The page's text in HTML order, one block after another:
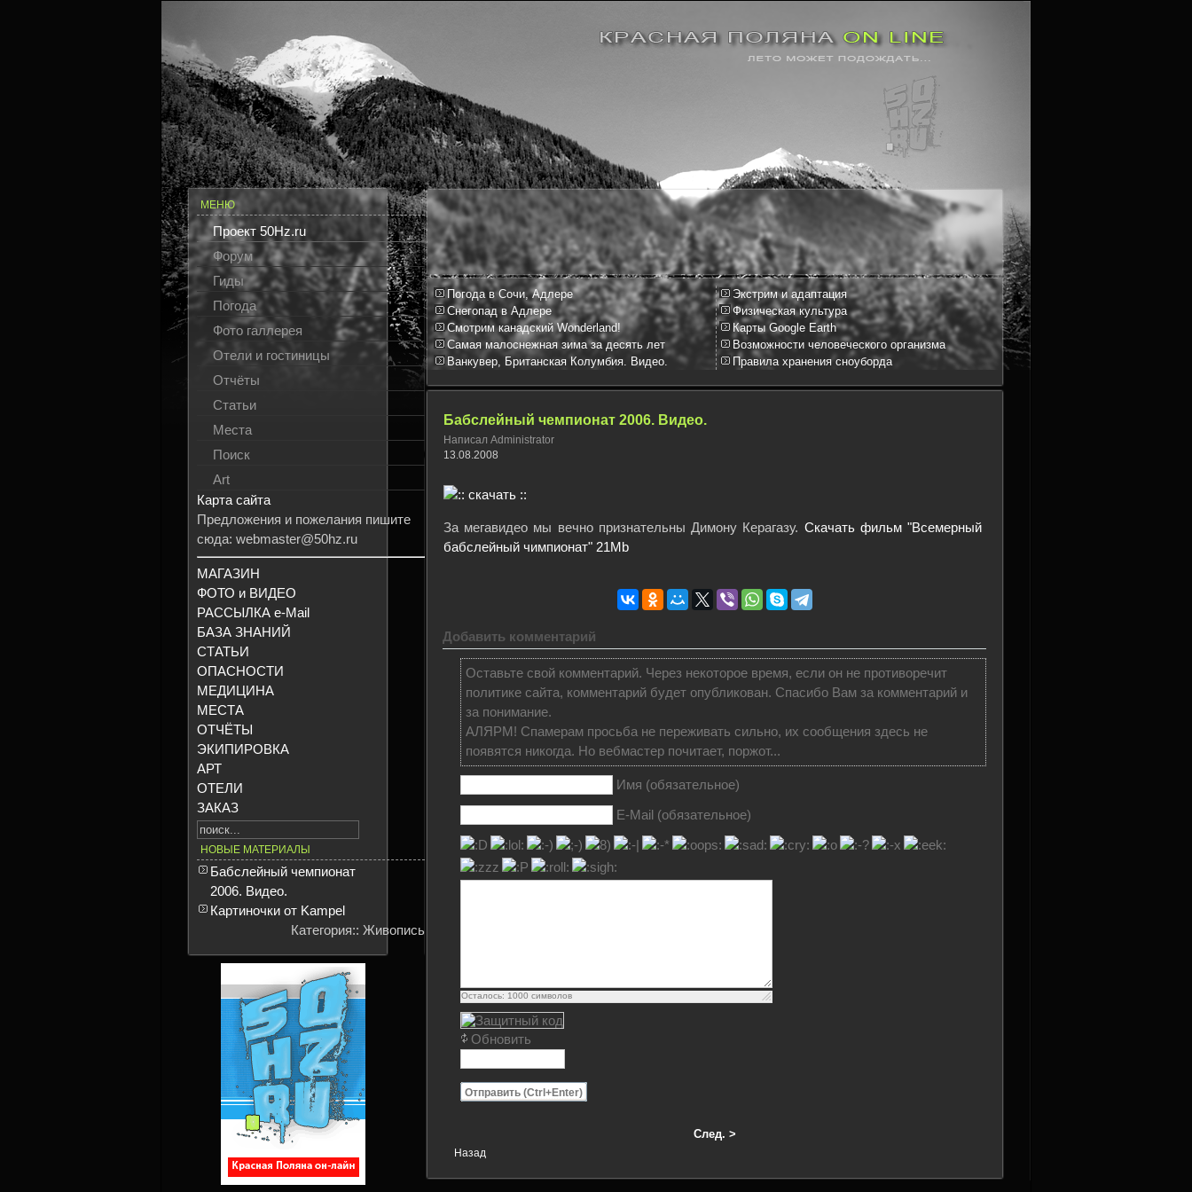
МЕНЮ
Проект 50Hz.ru
Форум
Гиды
Погода
Фото галлерея
Отели и гостиницы
Отчёты
Статьи
Места
Поиск
Art
Карта сайта
Предложения и пожелания пишите
сюда: webmaster@50hz.ru
МАГАЗИН
ФОТО и ВИДЕО
РАССЫЛКА e-Mail
БАЗА ЗНАНИЙ
СТАТЬИ
ОПАСНОСТИ
МЕДИЦИНА
МЕСТА
ОТЧЁТЫ
ЭКИПИРОВКА
АРТ
ОТЕЛИ
ЗАКАЗ
НОВЫЕ МАТЕРИАЛЫ
Бабслейный чемпионат
2006. Видео.
Картиночки от Kampel
Категория:: Живопись
Погода в Сочи, Адлере
Снегопад в Адлере
Смотрим канадский Wonderland!
Самая малоснежная зима за десять лет
Ванкувер, Британская Колумбия. Видео.
Экстрим и адаптация
Физическая культура
Карты Google Earth
Возможности человеческого организма
Правила хранения сноуборда
Бабслейный чемпионат 2006. Видео.
Написал Administrator
13.08.2008
За мегавидео мы вечно признательны Димону Керагазу. Скачать фильм "Всемерный
бабслейный чимпионат" 21Mb
Добавить комментарий
Оставьте свой комментарий. Через некоторое время, если он не противоречит
политике сайта, комментарий будет опубликован. Спасибо Вам за комментарий и
за понимание.
АЛЯРМ! Спамерам просьба не переживать сильно, их сообщения здесь не
появятся никогда. Но вебмастер почитает, поржот...
Имя (обязательное)
E-Mail (обязательное)
Осталось: 1000 символов
Обновить
Отправить (Ctrl+Enter)
След. >
Назад